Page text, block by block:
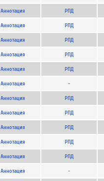
Аннотация РПД
Аннотация РПД
Аннотация РПД
Аннотация РПД
Аннотация РПД
Аннотация -
Аннотация РПД
Аннотация РПД
Аннотация РПД
Аннотация РПД
Аннотация РПД
Аннотация -